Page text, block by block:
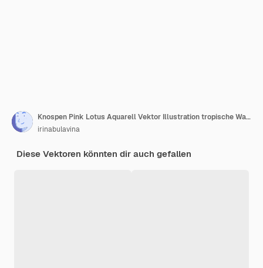
Knospen Pink Lotus Aquarell Vektor Illustration tropische Wasserlilie und grün Blätter auf isolierten Hintergrund Hand gezeichnet Blumen für Einladungen Druck und Design
irinabulavina
Diese Vektoren könnten dir auch gefallen